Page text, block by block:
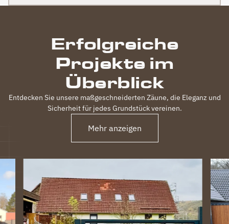
Erfolgreiche
Projekte im
Überblick
Entdecken Sie unsere maßgeschneiderten Zäune, die Eleganz und
Sicherheit für jedes Grundstück vereinen.
Mehr anzeigen